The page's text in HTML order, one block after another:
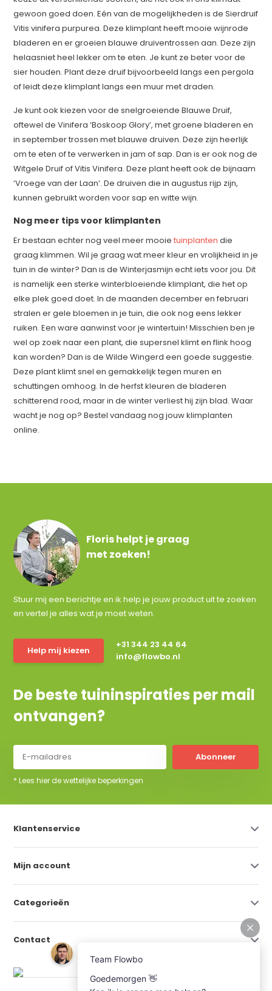
gewoon goed doen. Eén van de mogelijkheden is de Sierdruif
Vitis vinifera purpurea. Deze klimplant heeft mooie wijnrode
bladeren en er groeien blauwe druiventrossen aan. Deze zijn
helaasniet heel lekker om te eten. Je kunt ze beter voor de
sier houden. Plant deze druif bijvoorbeeld langs een pergola
of leidt deze klimplant langs een muur met draden.
Je kunt ook kiezen voor de snelgroeiende Blauwe Druif,
oftewel de Vinifera ‘Boskoop Glory’, met groene bladeren en
in september trossen met blauwe druiven. Deze zijn heerlijk
om te eten of te verwerken in jam of sap. Dan is er ook nog de
Witgele Druif of Vitis Vinifera. Deze plant heeft ook de bijnaam
‘Vroege van der Laan’. De druiven die in augustus rijp zijn,
kunnen gebruikt worden voor sap en witte wijn.
Nog meer tips voor klimplanten
Er bestaan echter nog veel meer mooietuinplanten die
graag klimmen. Wil je graag wat meer kleur en vrolijkheid in je
tuin in de winter? Dan is de Winterjasmijn echt iets voor jou. Dit
is namelijk een sterke winterbloeiende klimplant, die het op
elke plek goed doet. In de maanden december en februari
stralen er gele bloemen in je tuin, die ook nog eens lekker
ruiken. Een ware aanwinst voor je wintertuin! Misschien ben je
wel op zoek naar een plant, die supersnel klimt en flink hoog
kan worden? Dan is de Wilde Wingerd een goede suggestie.
Deze plant klimt snel en gemakkelijk tegen muren en
schuttingen omhoog. In de herfst kleuren de bladeren
schitterend rood, maar in de winter verliest hij zijn blad. Waar
wacht je nog op? Bestel vandaag nog jouw klimplanten
online.
Floris helpt je graag
met zoeken!
Stuur mij een berichtje en ik help je jouw product uit te zoeken
en vertel je alles wat je moet weten.
Help mij kiezen
+31 344 23 44 64
info@flowbo.nl
De beste tuininspiraties per mail
ontvangen?
Abonneer
* Lees hier de wettelijke beperkingen
Klantenservice
Mijn account
Categorieën
Contact